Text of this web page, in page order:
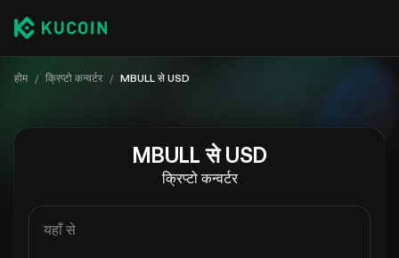
होम / क्रिप्टो कन्वर्टर / MBULL से USD
MBULL से USD
क्रिप्टो कन्वर्टर
यहाँ से